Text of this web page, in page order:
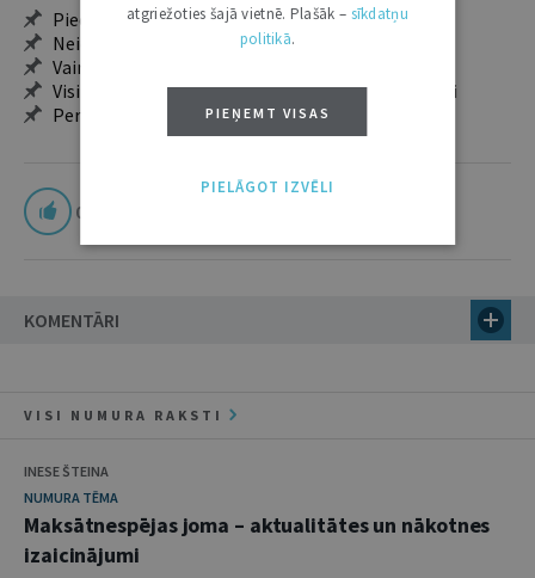
Pieeja jaunākajam izdevumam
Neierobežota pieeja arhīvam – 24 h/7 d.
Vairāk nekā 18 000 rakstu un 2000 autoru
Visi tematiskie numuri un ikgadējie grāmatžurnāli
Personalizētās iespējas – piezīmes, citāti, mapes
0
KOMENTĀRI
VISI NUMURA RAKSTI
INESE ŠTEINA
NUMURA TĒMA
Maksātnespējas joma – aktualitātes un nākotnes
izaicinājumi
atgriežoties šajā vietnē. Plašāk – sīkdatņu
politikā.
PIEŅEMT VISAS
PIELĀGOT IZVĒLI